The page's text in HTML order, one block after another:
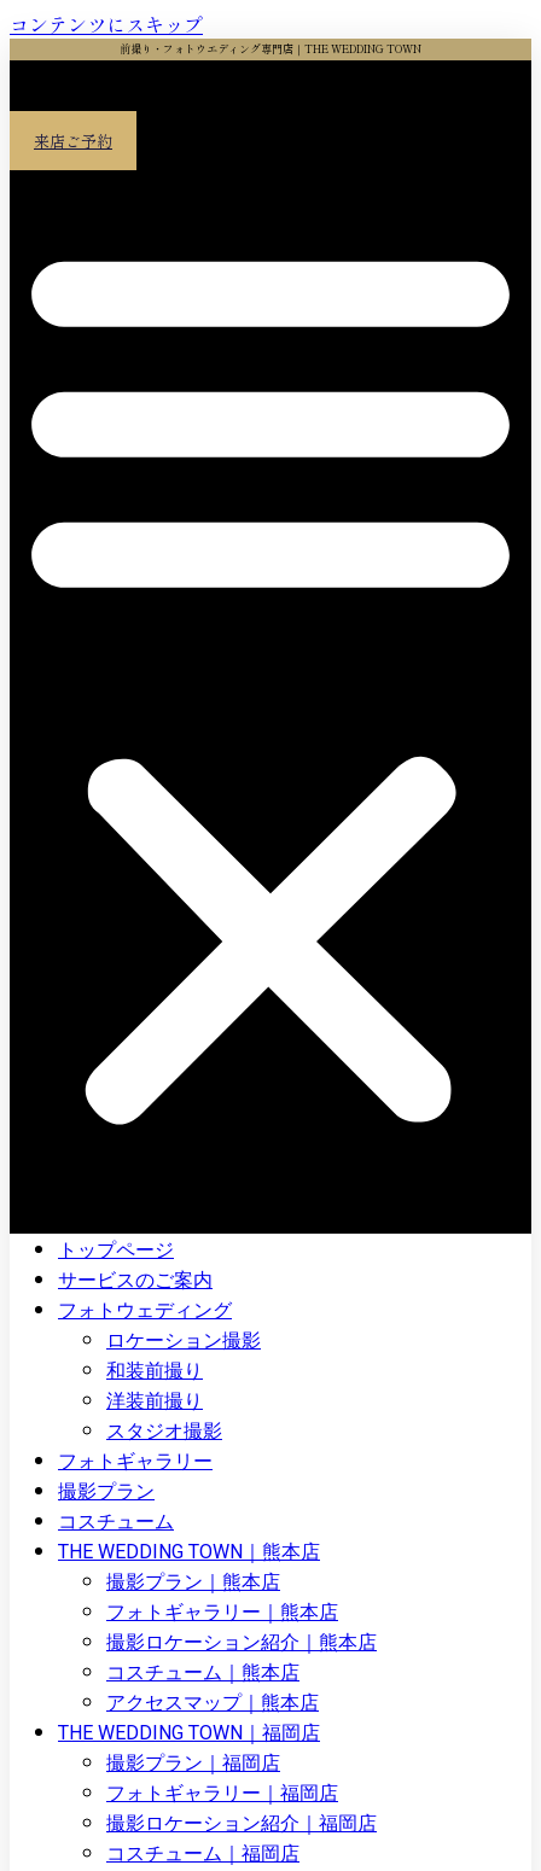
コンテンツにスキップ
前撮り・フォトウエディング専門店｜THE WEDDING TOWN
来店ご予約
トップページ
サービスのご案内
フォトウェディング
ロケーション撮影
和装前撮り
洋装前撮り
スタジオ撮影
フォトギャラリー
撮影プラン
コスチューム
THE WEDDING TOWN｜熊本店
撮影プラン｜熊本店
フォトギャラリー｜熊本店
撮影ロケーション紹介｜熊本店
コスチューム｜熊本店
アクセスマップ｜熊本店
THE WEDDING TOWN｜福岡店
撮影プラン｜福岡店
フォトギャラリー｜福岡店
撮影ロケーション紹介｜福岡店
コスチューム｜福岡店